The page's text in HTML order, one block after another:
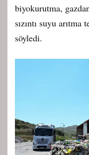
biyokurutma,
sızıntı suyu arıtma
söyledi.